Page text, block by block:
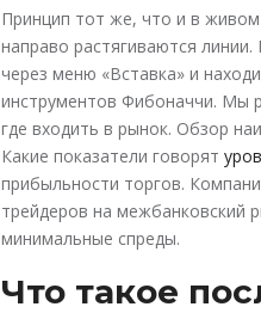
Принцип тот же, что и в
направо растягиваются
через меню «Вставка» и
инструментов Фибоначчи. Мы
где входить в рынок. Обзор
Какие показатели говорят
прибыльности торгов.
трейдеров на межбанковский
минимальные спреды.
Что такое